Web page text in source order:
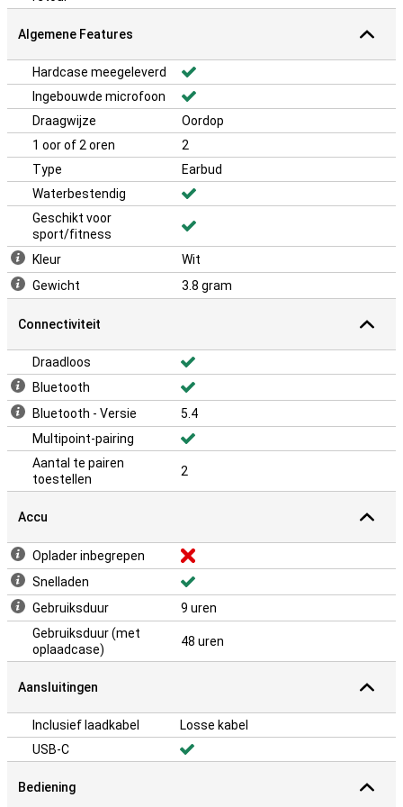
Algemene Features
Hardcase meegeleverd
Ingebouwde microfoon
Draagwijze
Oordop
1 oor of 2 oren
2
Type
Earbud
Waterbestendig
Geschikt voor
sport/fitness
Kleur
Wit
Gewicht
3.8 gram
Connectiviteit
Draadloos
Bluetooth
Bluetooth - Versie
5.4
Multipoint-pairing
Aantal te pairen
toestellen
2
Accu
Oplader inbegrepen
Snelladen
Gebruiksduur
9 uren
Gebruiksduur (met
oplaadcase)
48 uren
Aansluitingen
Inclusief laadkabel
Losse kabel
USB-C
Bediening